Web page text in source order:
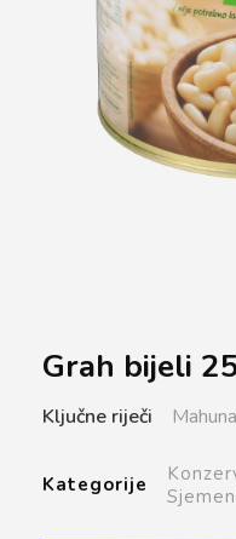
Grah bijeli
Ključne riječi
Kategorije